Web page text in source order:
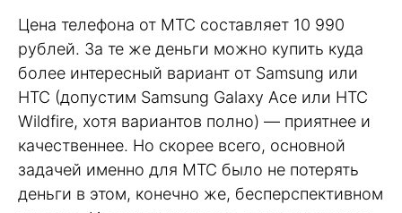
Цена телефона от МТС составляет 10 990
рублей. За те же деньги можно купить куда
более интересный вариант от Samsung или
HTC (допустим Samsung Galaxy Ace или HTC
Wildfire, хотя вариантов полно) — приятнее и
качественнее. Но скорее всего, основной
задачей именно для МТС было не потерять
деньги в этом, конечно же, бесперспективном